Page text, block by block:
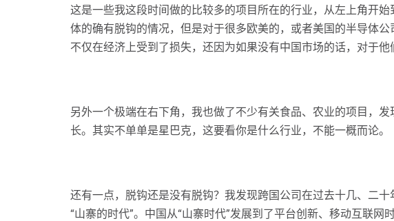
这是一些我这段时间做的比较多的项目所在的行业，从左上角开
体的确有脱钩的情况，但是对于很多欧美的，或者美国的半导体
不仅在经济上受到了损失，还因为如果没有中国市场的话，对于
另外一个极端在右下角，我也做了不少有关食品、农业的项目，
长。其实不单单是星巴克，这要看你是什么行业，不能一概而论。
还有一点，脱钩还是没有脱钩？我发现跨国公司在过去十几、二
“山寨的时代”。中国从“山寨时代”发展到了平台创新、移动互联